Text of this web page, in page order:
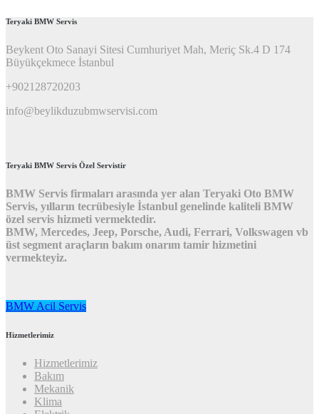
Teryaki BMW Servis
Beykent Oto Sanayi Sitesi Cumhuriyet Mah, Meriç Sk.4 D 174
Büyükçekmece İstanbul
+902128720203
info@beylikduzubmwservisi.com
Teryaki BMW Servis Özel Servistir
BMW Servis firmaları arasında yer alan Teryaki Oto BMW
Servis, yılların tecrübesiyle İstanbul genelinde kaliteli BMW
özel servis hizmeti vermektedir.
BMW, Mercedes, Jeep, Porsche, Audi, Ferrari, Volkswagen vb
üst segment araçların bakım onarım tamir hizmetini
vermekteyiz.
BMW Acil Servis
Hizmetlerimiz
Hizmetlerimiz
Bakım
Mekanik
Klima